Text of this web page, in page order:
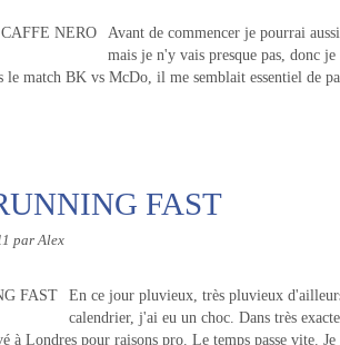
Avant de commencer je pourrai
mais je n'y vais presque pas, donc
le match BK vs McDo, il me semblait essentiel de
FAST
par Alex
En ce jour pluvieux, très pluvieux
calendrier, j'ai eu un choc. Dans très
à Londres pour raisons pro. Le temps passe vite.